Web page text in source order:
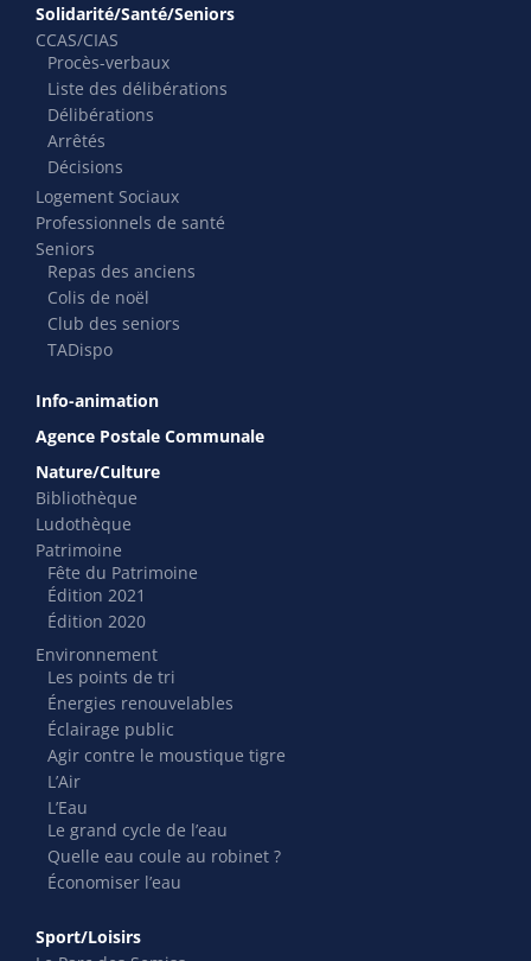
Solidarité/Santé/Seniors
CCAS/CIAS
Procès-verbaux
Liste des délibérations
Délibérations
Arrêtés
Décisions
Logement Sociaux
Professionnels de santé
Seniors
Repas des anciens
Colis de noël
Club des seniors
TADispo
Info-animation
Agence Postale Communale
Nature/Culture
Bibliothèque
Ludothèque
Patrimoine
Fête du Patrimoine
Édition 2021
Édition 2020
Environnement
Les points de tri
Énergies renouvelables
Éclairage public
Agir contre le moustique tigre
L’Air
L’Eau
Le grand cycle de l’eau
Quelle eau coule au robinet ?
Économiser l’eau
Sport/Loisirs